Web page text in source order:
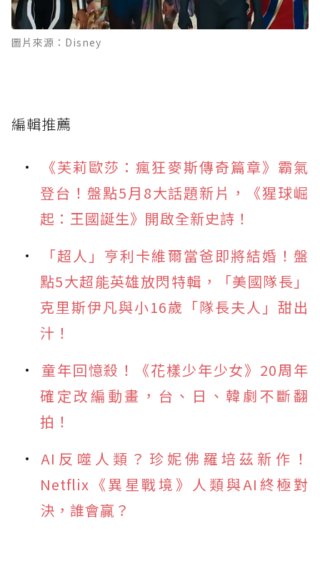
圖片來源：Disney
編輯推薦
《芙莉歐莎：瘋狂麥斯傳奇篇章》霸氣
登台！盤點5月8大話題新片，《猩球崛
起：王國誕生》開啟全新史詩！
「超人」亨利卡維爾當爸即將結婚！盤
點5大超能英雄放閃特輯，「美國隊長」
克里斯伊凡與小16歲「隊長夫人」甜出
汁！
童年回憶殺！《花樣少年少女》20周年
確定改編動畫，台、日、韓劇不斷翻
拍！
AI反噬人類？珍妮佛羅培茲新作！
Netflix《異星戰境》人類與AI終極對
決，誰會贏？